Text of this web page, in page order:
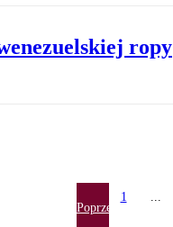
ropy
Poprzednia
1 ...